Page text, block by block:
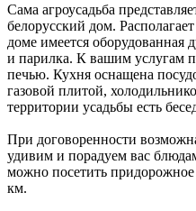
Сама агроусадьба
белорусский дом.
доме имеется оборудованная
и парилка. К вашим услугам
печью. Кухня оснащена
газовой плитой,
территории усадьбы есть
При договоренности
удивим и порадуем вас
можно посетить
км.